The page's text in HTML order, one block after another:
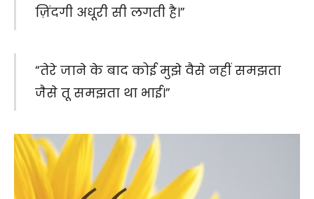
ज़िंदगी अधूरी सी लगती है।”
“तेरे जाने के बाद कोई मुझे वैसे नहीं समझता
जैसे तू समझता था भाई।”